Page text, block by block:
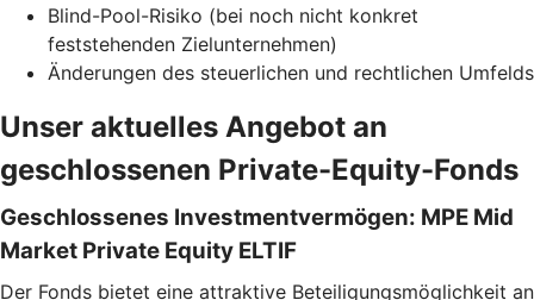
Blind-Pool-Risiko (bei noch nicht konkret
feststehenden Zielunternehmen)
Änderungen des steuerlichen und rechtlichen Umfelds
Unser aktuelles Angebot an
geschlossenen Private-Equity-Fonds
Geschlossenes Investmentvermögen: MPE Mid
Market Private Equity ELTIF
Der Fonds bietet eine attraktive Beteiligungsmöglichkeit an